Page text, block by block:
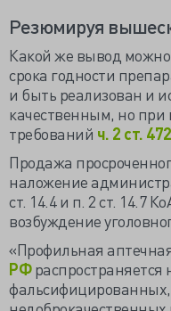
Резюмируя
Какой же вывод можно
срока годности
и быть реализован и
качественным, но
требований ч. 2 ст.
Продажа
наложение
ст. 14.4 и п. 2 ст. 14.7
возбуждение
«Профильная
РФ